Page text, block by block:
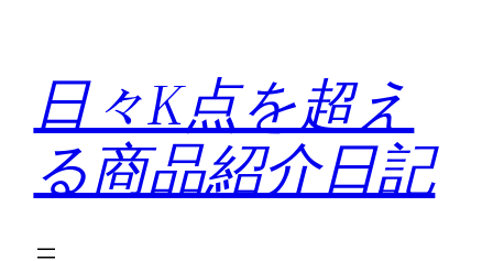
日々K点を超え
る商品紹介日記